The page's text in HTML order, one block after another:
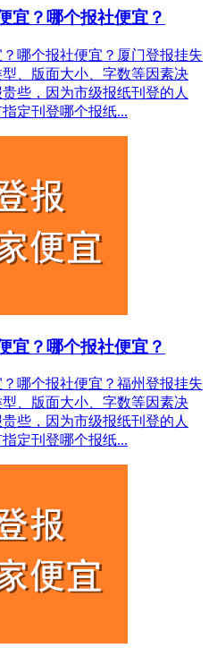
宜？哪个报社便宜？
哪个报社便宜？厦门登报挂失
、版面大小、字数等因素决
些，因为市级报纸刊登的人
定刊登哪个报纸...
宜？哪个报社便宜？
哪个报社便宜？福州登报挂失
、版面大小、字数等因素决
些，因为市级报纸刊登的人
定刊登哪个报纸...